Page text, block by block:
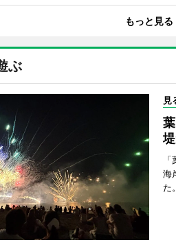
もっと見る
ぶ
見
海
た。